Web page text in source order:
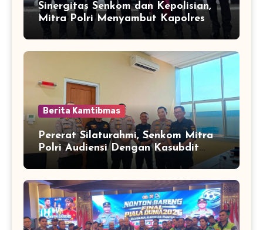
Sinergitas Senkom dan Kepolisian,
Mitra Polri Menyambut Kapolres
Kota Cilegon Yang Baru
Berita Kamtibmas
Pererat Silaturahmi, Senkom Mitra
Polri Audiensi Dengan Kasubdit
Bhabinkamtibmas Polda Banten